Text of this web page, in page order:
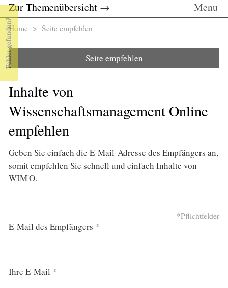
Zur Themenübersicht → Menu
Sie sind hier
Home > Seite empfehlen
Seite empfehlen
Inhalte von
Wissenschaftsmanagement Online
empfehlen
Geben Sie einfach die E-Mail-Adresse des Empfängers an,
somit empfehlen Sie schnell und einfach Inhalte von
WIM'O.
*Pflichtfelder
E-Mail des Empfängers *
Ihre E-Mail *